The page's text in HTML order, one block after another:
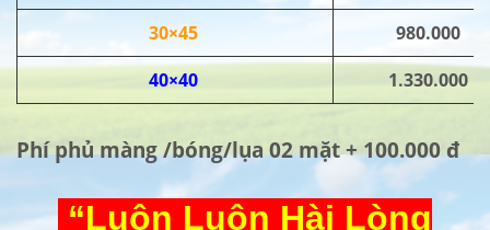
30×45
980.000
40×40
1.330.000
Phí phủ màng /bóng/lụa 02 mặt + 100.000 đ
“Luôn Luôn Hài Lòng